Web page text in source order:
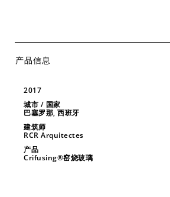
产品信息
2017
城市 / 国家
巴塞罗那, 西班牙
建筑师
RCR Arquitectes
产品
Crifusing®窑烧玻璃